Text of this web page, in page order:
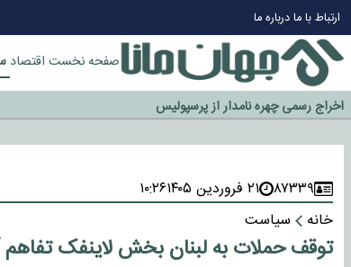
ارتباط با مادرباره ما
صفحه نخست اقتصاد
چرا طلا دوباره افزایشی شد؟
گزینه جدایی اوسمار روی میز مدیران پرسپولیس
آیا رئیس جمهور آمریکا قانون را دور می‌زند؟
اخراج رسمی چهره نامدار از پرسپولیس
سازمان اطلاعات سپاه: پروژه دولت ترامپ برای مهار چین، روسیه و
۸۷۳۳۹ ۲۱ فروردین ۱۴۰۵
۱۰:۲۶
خانه
سیاست
توقف حملات به لبنان بخش لاینفک